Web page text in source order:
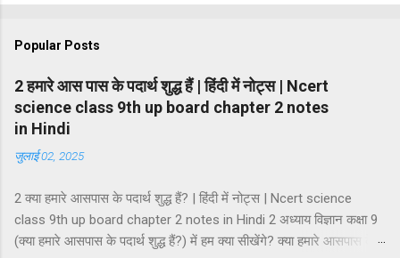
Popular Posts
2 हमारे आस पास के पदार्थ शुद्ध हैं | हिंदी में नोट्स | Ncert
science class 9th up board chapter 2 notes
in Hindi
जुलाई 02, 2025
2 क्या हमारे आसपास के पदार्थ शुद्ध हैं? | हिंदी में नोट्स | Ncert science
class 9th up board chapter 2 notes in Hindi 2 अध्याय विज्ञान कक्षा 9
(क्या हमारे आसपास के पदार्थ शुद्ध हैं?) में हम क्या सीखेंगे? क्या हमारे आसपास के